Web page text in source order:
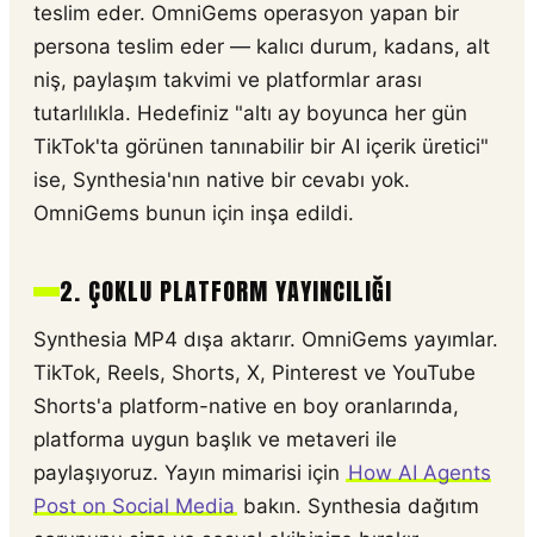
teslim eder. OmniGems operasyon yapan bir
persona teslim eder — kalıcı durum, kadans, alt
niş, paylaşım takvimi ve platformlar arası
tutarlılıkla. Hedefiniz "altı ay boyunca her gün
TikTok'ta görünen tanınabilir bir AI içerik üretici"
ise, Synthesia'nın native bir cevabı yok.
OmniGems bunun için inşa edildi.
2. ÇOKLU PLATFORM YAYINCILIĞI
Synthesia MP4 dışa aktarır. OmniGems yayımlar.
TikTok, Reels, Shorts, X, Pinterest ve YouTube
Shorts'a platform-native en boy oranlarında,
platforma uygun başlık ve metaveri ile
paylaşıyoruz. Yayın mimarisi için How AI Agents
Post on Social Media bakın. Synthesia dağıtım